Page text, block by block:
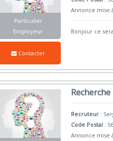
Particulier
Employeur
Contacter
Annonce mise
Bonjour ce
Recruteur :
Code Postal :
Annonce mise